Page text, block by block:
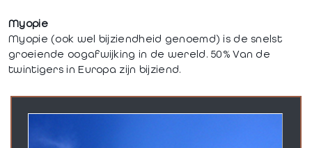
Myopie
Myopie (ook wel bijziendheid genoemd) is de snelst
groeiende oogafwijking in de wereld. 50% Van de
twintigers in Europa zijn bijziend.